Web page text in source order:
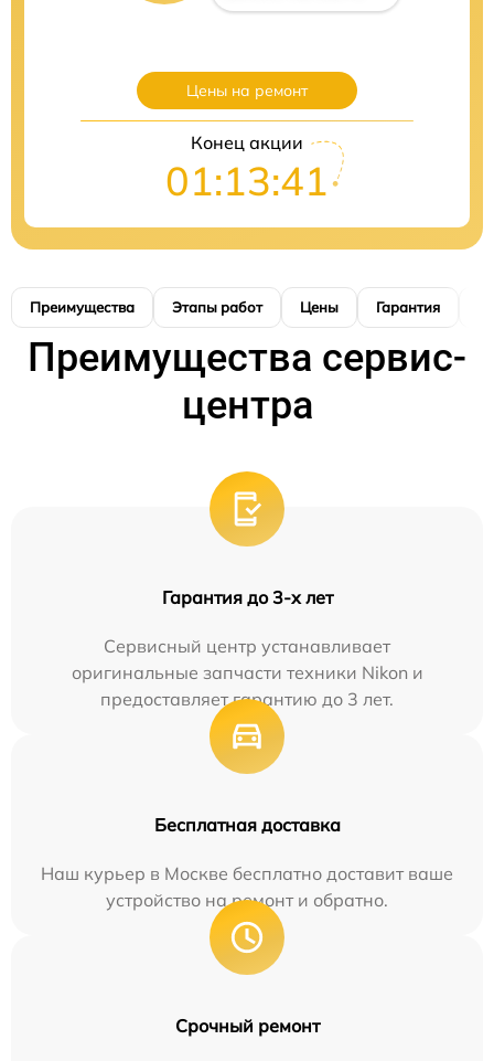
Цены на ремонт
Конец акции
01:13:40
Преимущества Этапы работ Цены Гарантия
Преимущества сервис-
центра
Гарантия до 3-х лет
Сервисный центр устанавливает
оригинальные запчасти техники Nikon и
предоставляет гарантию до 3 лет.
Бесплатная доставка
Наш курьер в Москве бесплатно доставит ваше
устройство на ремонт и обратно.
Срочный ремонт